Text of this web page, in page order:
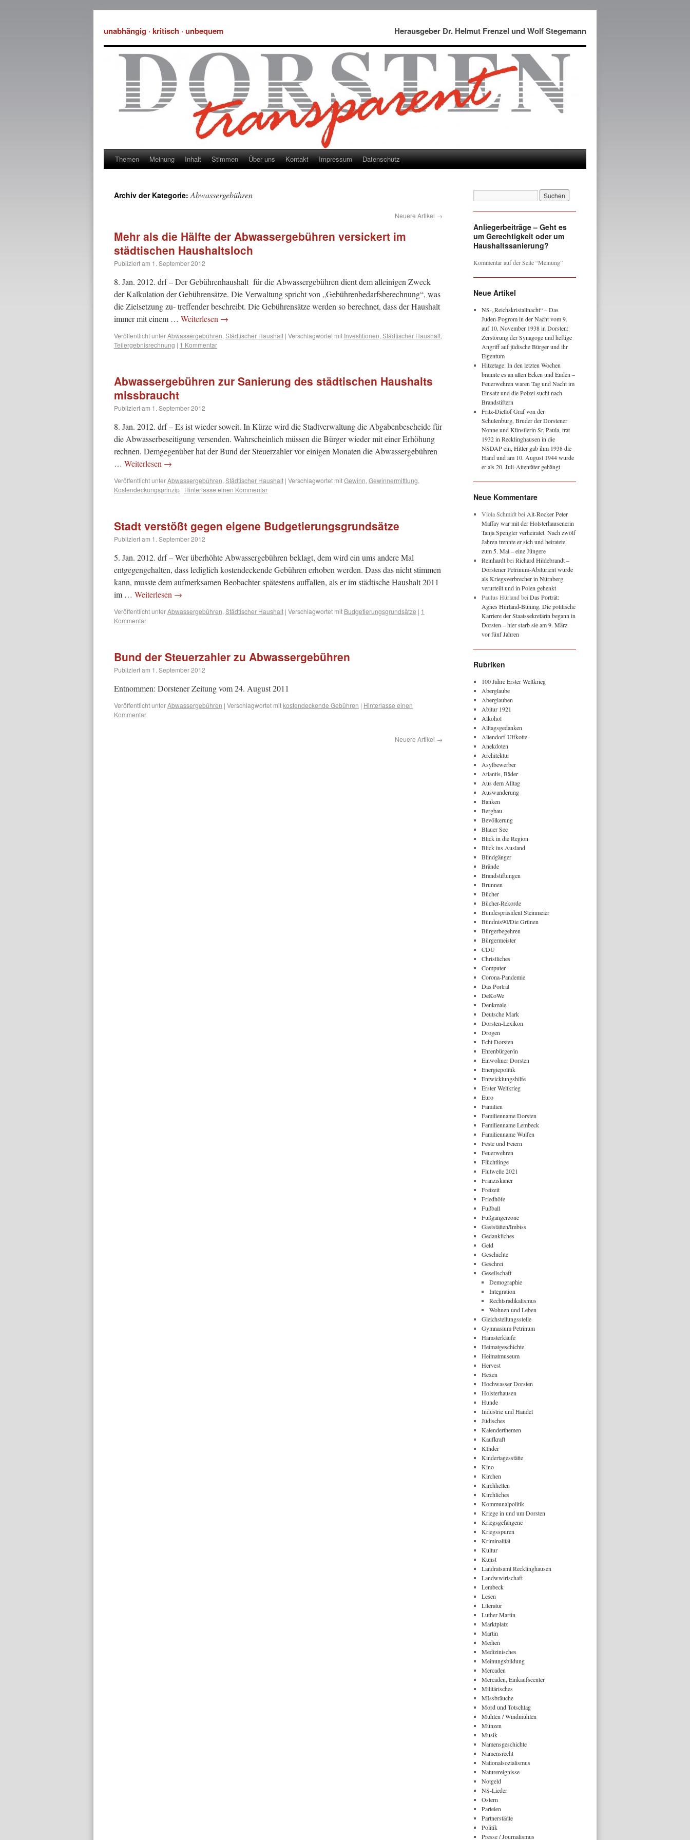
unabhängig · kritisch · unbequem Herausgeber Dr. Helmut Frenzel und Wolf Stegemann
Themen Meinung Inhalt Stimmen Über uns Kontakt Impressum Datenschutz
Archiv der Kategorie:Abwassergebühren
Neuere Artikel →
Mehr als die Hälfte der Abwassergebühren versickert im
städtischen Haushaltsloch
Publiziert am 1. September 2012
8. Jan. 2012. drf – Der Gebührenhaushalt für die Abwassergebühren dient dem alleinigen Zweck
der Kalkulation der Gebührensätze. Die Verwaltung spricht von „Gebührenbedarfsberechnung“, was
die Zielsetzung zu- treffender beschreibt. Die Gebührensätze werden so berechnet, dass der Haushalt
immer mit einem … Weiterlesen →
Veröffentlicht unterAbwassergebühren, Städtischer Haushalt | Verschlagwortet mit Investitionen, Städtischer Haushalt,
Teilergebnisrechnung | 1 Kommentar
Abwassergebühren zur Sanierung des städtischen Haushalts
missbraucht
Publiziert am 1. September 2012
8. Jan. 2012. drf – Es ist wieder soweit. In Kürze wird die Stadtverwaltung die Abgabenbescheide für
die Abwasserbeseitigung versenden. Wahrscheinlich müssen die Bürger wieder mit einer Erhöhung
rechnen. Demgegenüber hat der Bund der Steuerzahler vor einigen Monaten die Abwassergebühren
… Weiterlesen →
Veröffentlicht unterAbwassergebühren, Städtischer Haushalt | Verschlagwortet mitGewinn, Gewinnermittlung,
Kostendeckungsprinzip | Hinterlasse einen Kommentar
Stadt verstößt gegen eigene Budgetierungsgrundsätze
Publiziert am 1. September 2012
5. Jan. 2012. drf – Wer überhöhte Abwassergebühren beklagt, dem wird ein ums andere Mal
entgegengehalten, dass lediglich kostendeckende Gebühren erhoben werden. Dass das nicht stimmen
kann, musste dem aufmerksamen Beobachter spätestens auffallen, als er im städtische Haushalt 2011
im … Weiterlesen →
Veröffentlicht unterAbwassergebühren, Städtischer Haushalt | Verschlagwortet mit Budgetierungsgrundsätze | 1
Kommentar
Bund der Steuerzahler zu Abwassergebühren
Publiziert am 1. September 2012
Entnommen: Dorstener Zeitung vom 24. August 2011
Veröffentlicht unterAbwassergebühren | Verschlagwortet mitkostendeckende Gebühren | Hinterlasse einen
Kommentar
Neuere Artikel →
Anliegerbeiträge – Geht es
um Gerechtigkeit oder um
Haushaltssanierung?
Kommentar auf der Seite “Meinung”
Neue Artikel
NS-„Reichskristallnacht“ – Das
Juden-Pogrom in der Nacht vom 9.
auf 10. November 1938 in Dorsten:
Zerstörung der Synagoge und heftige
Angriff auf jüdische Bürger und ihr
Eigentum
Hitzetage: In den letzten Wochen
brannte es an allen Ecken und Enden –
Feuerwehren waren Tag und Nacht im
Einsatz und die Polzei sucht nach
Brandstiftern
Fritz-Dietlof Graf von der
Schulenburg, Bruder der Dorstener
Nonne und Künstlerin Sr. Paula, trat
1932 in Recklinghausen in die
NSDAP ein, Hitler gab ihm 1938 die
Hand und am 10. August 1944 wurde
er als 20. Juli-Attentäter gehängt
Neue Kommentare
Viola Schmidtbei Alt-Rocker Peter
Maffay war mit der Holsterhausenerin
Tanja Spengler verheiratet. Nach zwölf
Jahren trennte er sich und heiratete
zum 5. Mal – eine Jüngere
Reinhardtbei Richard Hildebrandt –
Dorstener Petrinum-Abiturient wurde
als Kriegsverbrecher in Nürnberg
verurteilt und in Polen gehenkt
Paulus Hürland bei Das Porträt:
Agnes Hürland-Büning. Die politische
Karriere der Staatssekretärin begann in
Dorsten – hier starb sie am 9. März
vor fünf Jahren
Rubriken
100 Jahre Erster Weltkrieg
Aberglaube
Aberglauben
Abitur 1921
Alkohol
Alltagsgedanken
Altendorf-Ulfkotte
Anekdoten
Architektur
Asylbewerber
Atlantis, Bäder
Aus dem Alltag
Auswanderung
Banken
Bergbau
Bevölkerung
Blauer See
Blick in die Region
Blick ins Ausland
Blindgänger
Brände
Brandstiftungen
Brunnen
Bücher
Bücher-Rekorde
Bundespräsident Steinmeier
Bündnis90/Die Grünen
Bürgerbegehren
Bürgermeister
CDU
Christliches
Computer
Corona-Pandemie
Das Porträt
DeKoWe
Denkmale
Deutsche Mark
Dorsten-Lexikon
Drogen
Echt Dorsten
Ehrenbürger/in
Einwohner Dorsten
Energiepolitik
Entwicklungshilfe
Erster Weltkrieg
Euro
Familien
Familienname Dorsten
Familienname Lembeck
Familienname Wulfen
Feste und Feiern
Feuerwehren
Flüchtlinge
Flutwelle 2021
Franziskaner
Freizeit
Friedhöfe
Fußball
Fußgängerzone
Gaststätten/Imbiss
Gedankliches
Geld
Geschichte
Geschrei
Gesellschaft
Demographie
Integration
Rechtsradikalismus
Wohnen und Leben
Gleichstellungsstelle
Gymnasium Petrinum
Hamsterkäufe
Heimatgeschichte
Heimatmuseum
Hervest
Hexen
Hochwasser Dorsten
Holsterhausen
Hunde
Industrie und Handel
Jüdisches
Kalenderthemen
Kaufkraft
KInder
Kindertagesstätte
Kino
Kirchen
Kirchhellen
Kirchliches
Kommunalpolitik
Kriege in und um Dorsten
Kriegsgefangene
Kriegsspuren
Kriminalität
Kultur
Kunst
Landratsamt Recklinghausen
Landwwirtschaft
Lembeck
Lesen
Literatur
Luther Martin
Marktplatz
Martin
Medien
Medizinisches
Meinungsbildung
Mercaden
Mercaden, Einkaufscenter
Militärisches
MIssbräuche
Mord und Totschlag
Mühlen / Windmühlen
Münzen
Musik
Namensgeschichte
Namensrecht
Nationalsozialismus
Naturereignisse
Notgeld
NS-Lieder
Ostern
Parteien
Partnerstädte
Politik
Presse / Journalismus